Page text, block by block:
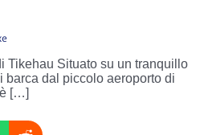
Tikehau Situato su un tranquillo
barca dal piccolo aeroporto di
[…]